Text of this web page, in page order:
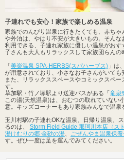
子連れでも安心！家族で楽しめる温泉
家族でのんびり温泉に行きたくても、赤ち
や外泊は、やはり不安が大きいもの。そん
利用できる、子連れ家族に優しい温泉がお
子さんも大人もリラックスして家族団らんの
「美楽温泉 SPA-HERBS(スパハーブス) 」は
が用意されており、小さなお子さんがいても
また、リラックススペースやコミックスペ
す。
草加駅・竹ノ塚駅より送迎バスがある「竜泉
この湯(天然温泉)は、おむつの取れていない
意。キッズコーナーもあり家族みんなで温泉
玉川村駅の子連れOKな温泉、日帰り温泉、
るのは、 Storm Field Guide 那珂川本店（ス
湯けむりの郷 金砂の湯
ごぜんやま温泉保
す。ぜひ一度は足を運んでみてください。